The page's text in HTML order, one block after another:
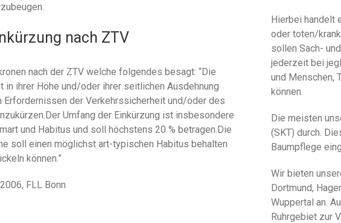
nach ZTV
nach der ZTV welche folgendes besagt: “Die
in ihrer Höhe und/oder ihrer seitlichen Ausdehnung
Erfordernissen der Verkehrssicherheit und/oder des
Umfang der Einkürzung ist insbesondere
und Habitus und soll höchstens 20 % betragen.Die
soll einen möglichst art-typischen Habitus behalten
können.”
FLL Bonn
Hierbei handelt
oder toten/
sollen Sach-
jederzeit bei
und Menschen,
können.
Die meisten
(SKT) durch.
Baumpflege
Wir bieten
Dortmund,
Wuppertal an.
Ruhrgebiet zur